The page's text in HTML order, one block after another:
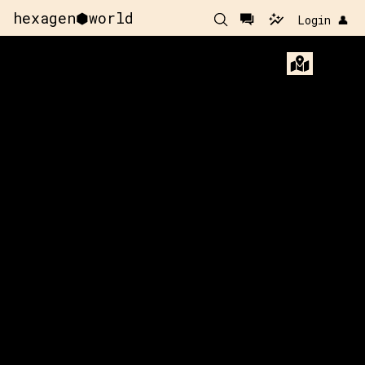
hexagen⬢world Login 👤